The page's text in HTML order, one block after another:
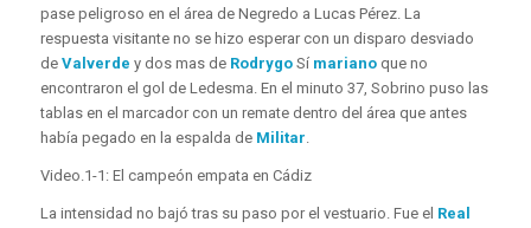
pase peligroso en el área de Negredo a Lucas Pérez. La
respuesta visitante no se hizo esperar con un disparo desviado
de Valverde y dos mas de Rodrygo Sí mariano que no
encontraron el gol de Ledesma. En el minuto 37, Sobrino puso las
tablas en el marcador con un remate dentro del área que antes
había pegado en la espalda de Militar.
Video.1-1: El campeón empata en Cádiz
La intensidad no bajó tras su paso por el vestuario. Fue el Real